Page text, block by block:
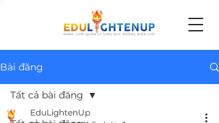
Bài đăng
Tất cả bài đăng
EduLightenUp